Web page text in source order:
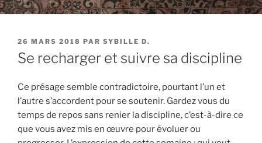
PUBLIÉ
LE
26 MARS 2018 PAR SYBILLE D.
Se recharger et suivre sa discipline
Ce présage semble contradictoire, pourtant l’un et
l’autre s’accordent pour se soutenir. Gardez vous du
temps de repos sans renier la discipline, c’est-à-dire ce
que vous avez mis en œuvre pour évoluer ou